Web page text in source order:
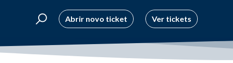
Abrir novo ticket Ver tickets